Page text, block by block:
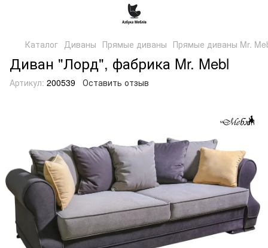
Каталог Диваны Прямые диваны Прямые диваны Mr.
Диван "Лорд", фабрика Mr. Mebl
Артикул: 200539 Оставить отзыв